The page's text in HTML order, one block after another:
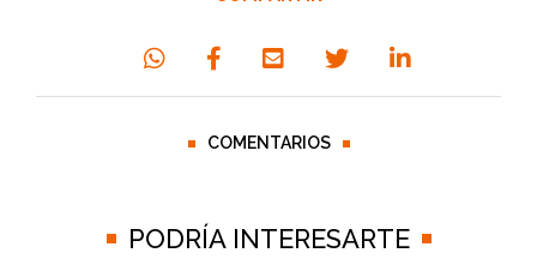
COMENTARIOS
PODRÍA INTERESARTE